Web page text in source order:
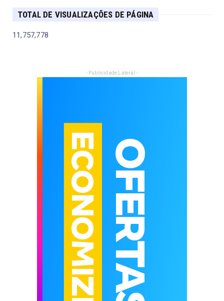
TOTAL DE VISUALIZAÇÕES DE PÁGINA
11,757,778
- Publicidade Lateral -